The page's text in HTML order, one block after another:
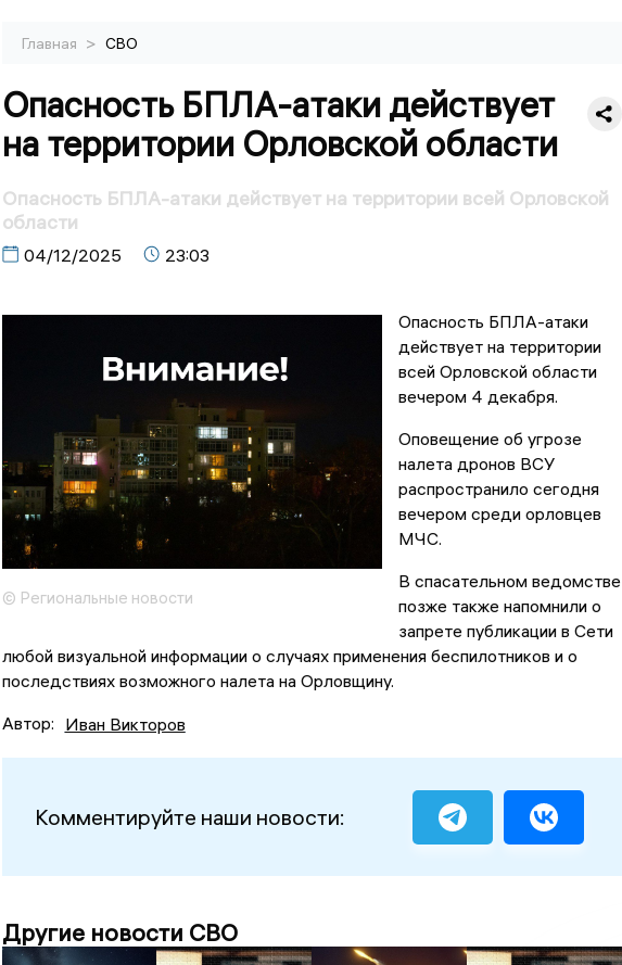
Главная > СВО
Опасность БПЛА-атаки действует
на территории Орловской области
Опасность БПЛА-атаки действует на территории всей Орловской
области
04/12/2025 23:03
© Региональные новости
Опасность БПЛА-атаки
действует на территории
всей Орловской области
вечером 4 декабря.
Оповещение об угрозе
налета дронов ВСУ
распространило сегодня
вечером среди орловцев
МЧС.
В спасательном ведомстве
позже также напомнили о
запрете публикации в Сети
любой визуальной информации о случаях применения беспилотников и о
последствиях возможного налета на Орловщину.
Автор: Иван Викторов
Комментируйте наши новости:
Другие новости СВО